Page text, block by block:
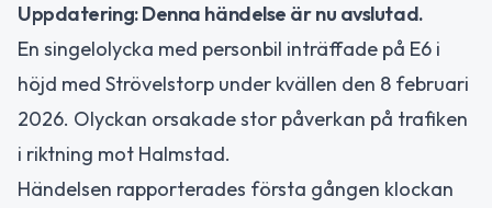
Uppdatering: Denna händelse är nu avslutad.
En singelolycka med personbil inträffade på E6 i
höjd med Strövelstorp under kvällen den 8 februari
2026. Olyckan orsakade stor påverkan på trafiken
i riktning mot Halmstad.
Händelsen rapporterades första gången klockan